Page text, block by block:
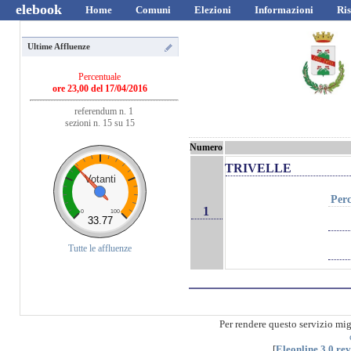
elebook Home Comuni Elezioni Informazioni
Ultime Affluenze
Percentuale
ore 23,00 del 17/04/2016
referendum n. 1
sezioni n. 15 su 15
Votanti
0 100
33.77
Tutte le affluenze
Numero
1
TRIVELLE
Per rendere questo servizio